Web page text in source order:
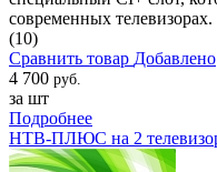
современных телевизорах.
(10)
Сравнить товар Добавлено
4 700 руб.
за шт
Подробнее
НТВ-ПЛЮС на 2